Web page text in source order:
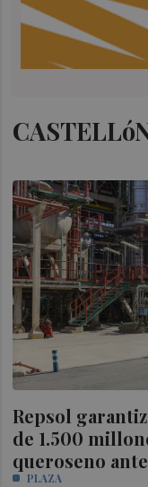
Repsol
de 1.500
queroseno
PLAZA